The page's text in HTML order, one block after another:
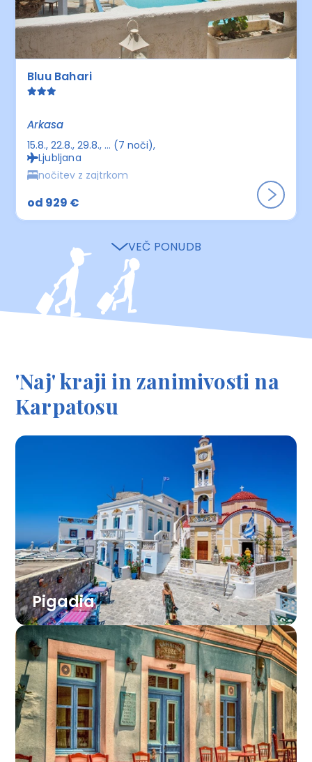
Bluu Bahari
Arkasa
15.8., 22.8., 29.8., ... (7 noči)
Ljubljana
nočitev z zajtrkom
od 929 €
VEČ PONUDB
'Naj' kraji in zanimivosti na
Karpatosu
Pigadia
Glavno mesto otoka leži ob zalivu Vronti in je
zgrajeno na ostankih antičnega Potideiona.
Ob pristanišču je dolga mestna peščena
plaža, ob kateri poteka obmorska
promenada z lokali, trgovinicami in
tavernami, ki zvečer oživi. Pigadia je najboljše
izhodišče za izlete po otoku.